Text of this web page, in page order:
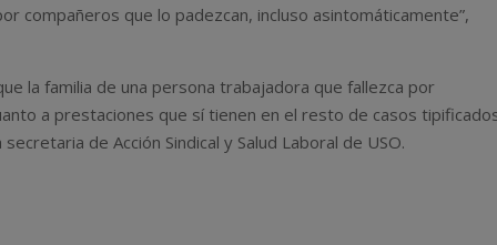
compañeros que lo padezcan, incluso asintomáticamente”,
la familia de una persona trabajadora que fallezca por
a prestaciones que sí tienen en el resto de casos
de Acción Sindical y Salud Laboral de USO.